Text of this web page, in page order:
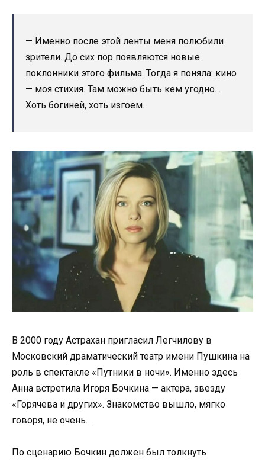
— Именно после этой ленты меня полюбили
зрители. До сих пор появляются новые
поклонники этого фильма. Тогда я поняла: кино
— моя стихия. Там можно быть кем угодно…
Хоть богиней, хоть изгоем.
В 2000 году Астрахан пригласил Легчилову в
Московский драматический театр имени Пушкина на
роль в спектакле «Путники в ночи». Именно здесь
Анна встретила Игоря Бочкина — актера, звезду
«Горячева и других». Знакомство вышло, мягко
говоря, не очень…
По сценарию Бочкин должен был толкнуть